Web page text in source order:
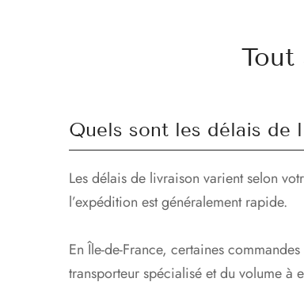
Tout
Quels sont les délais de
Les délais de livraison varient selon
l’expédition est généralement rapide.
En Île-de-France, certaines
transporteur spécialisé et du volume à